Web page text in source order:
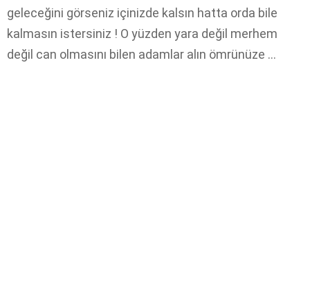
geleceğini görseniz içinizde kalsın hatta orda bile
kalmasın istersiniz ! O yüzden yara değil merhem
değil can olmasını bilen adamlar alın ömrünüze …